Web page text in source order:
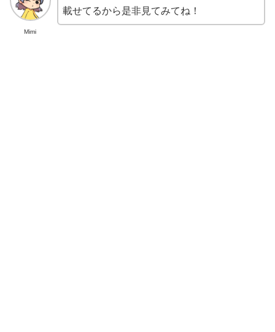
Mimi
載せてるから是非見てみてね！